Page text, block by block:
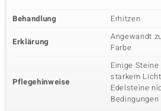
Behandlung Erhitzen
Erklärung
Angewandt
Farbe
Pflegehinweise
Einige
starkem
Edelsteine